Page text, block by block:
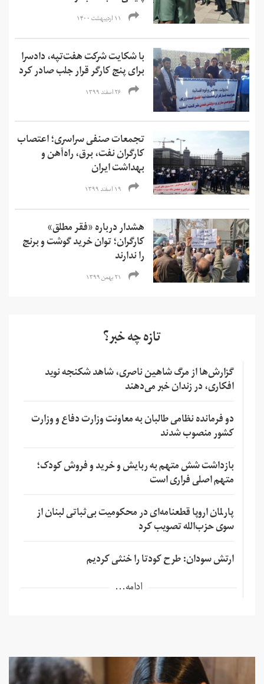
۱۱ اردیبهشت ۱۴۰۰
با شکایت شرکت هفت‌تپه، دادسرا
برای پنج کارگر قرار جلب صادر کرد
۲۶ اسفند ۱۳۹۹
تجمعات صنفی سراسری؛‌ اعتصاب
کارگران نفت،‌ برق، راه‌آهن و
بهداشت ایران
۱۹ اسفند ۱۳۹۹
هشدار درباره «فقر مطلق»
کارگران؛ توان خرید گوشت و برنج
را ندارند
۲۱ بهمن ۱۳۹۹
تازه چه خبر؟
گزارش‌ها از مرگ شاهین ناصری، شاهد شکنجه نوید
افکاری، در زندان خبر می‌دهند
دو فرمانده نظامی طالبان به معاونت وزارت دفاع و وزارت
کشور منصوب شدند
بازداشت شش متهم به ربایش و خرید و فروش کودک؛
متهم اصلی فراری است
پارلمان اروپا قطعنامه‌ای در محکومیت بی‌ثباتی لبنان از
سوی حزب‌الله تصویب کرد
ارتش سودان: طرح کودتا را خنثی کردیم
ادامه...